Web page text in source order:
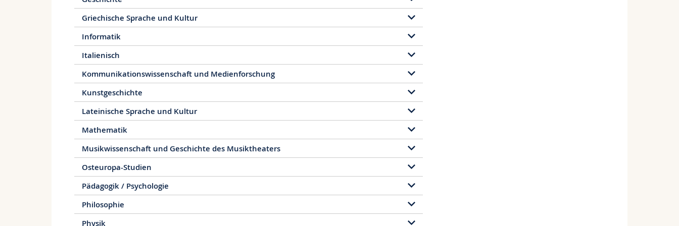
Griechische Sprache und Kultur
Informatik
Italienisch
Kommunikationswissenschaft und Medienforschung
Kunstgeschichte
Lateinische Sprache und Kultur
Mathematik
Musikwissenschaft und Geschichte des Musiktheaters
Osteuropa-Studien
Pädagogik / Psychologie
Philosophie
Physik